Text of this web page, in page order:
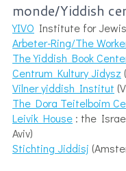
monde/Yiddish
YIVO Institute for
Arbeter-Ring/The
The Yiddish Book
Centrum Kultury Jidysz
Vilner yiddish Institut
The Dora Teitelboim
Leivik House : the
Aviv)
Stichting Jiddisj